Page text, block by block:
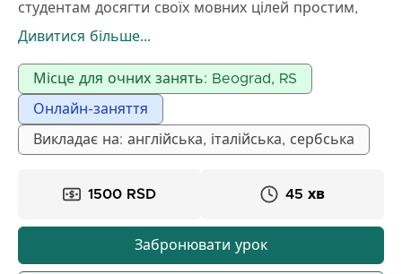
студентам досягти своїх мовних цілей простим,
приємним та ефективним способом.
стресу. Саме тому я створюю дружню та
підтримуючу атмосферу, де студенти почуваються
комфортно, розмовляючи та задаючи питання.
Мій стиль викладання терплячий, підтримуючий
та заохочувальний. Відвідуючи мої заняття,
італійською мовою, покращать своє розуміння
навички, необхідні для ефективного спілкування в
реальних життєвих ситуаціях.
Дивитися більше...
Місце для очних занять: Beograd, RS
Онлайн-заняття
Викладає на: англійська, італійська, сербська
1500 RSD 45 хв
Забронювати урок